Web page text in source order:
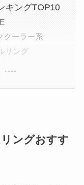
キングTOP10
クーラー系
リング
リングおすす